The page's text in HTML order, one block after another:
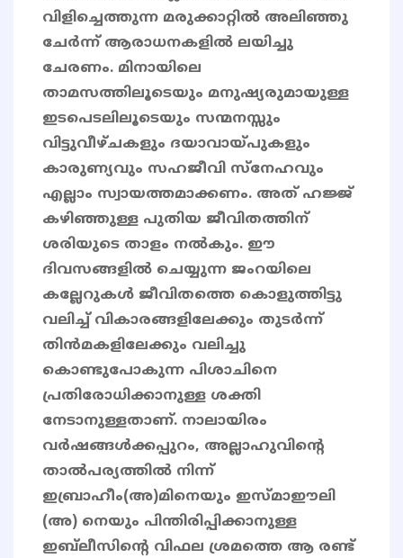
വിളിച്ചെത്തുന്ന മരുക്കാറ്റിൽ അലിഞ്ഞു
ചേർന്ന് ആരാധനകളിൽ ലയിച്ചു
ചേരണം. മിനായിലെ
താമസത്തിലൂടെയും മനുഷ്യരുമായുള്ള
ഇടപെടലിലൂടെയും സന്മനസ്സും
വിട്ടുവീഴ്ചകളും ദയാവായ്പുകളും
കാരുണ്യവും സഹജീവി സ്നേഹവും
എല്ലാം സ്വായത്തമാക്കണം. അത് ഹജ്ജ്
കഴിഞ്ഞുള്ള പുതിയ ജീവിതത്തിന്
ശരിയുടെ താളം നൽകും. ഈ
ദിവസങ്ങളിൽ ചെയ്യുന്ന ജംറയിലെ
കല്ലേറുകൾ ജീവിതത്തെ കൊളുത്തിട്ടു
വലിച്ച് വികാരങ്ങളിലേക്കും തുടർന്ന്
തിൻമകളിലേക്കും വലിച്ചു
കൊണ്ടുപോകുന്ന പിശാചിനെ
പ്രതിരോധിക്കാനുള്ള ശക്തി
നേടാനുള്ളതാണ്. നാലായിരം
വർഷങ്ങൾക്കപ്പുറം, അല്ലാഹുവിന്‍റെ
താൽപര്യത്തിൽ നിന്ന്
ഇബ്രാഹീം(അ)മിനെയും ഇസ്മാഈലി
(അ) നെയും പിന്തിരിപ്പിക്കാനുള്ള
ഇബ്‌ലീസിന്‍റെ വിഫല ശ്രമത്തെ ആ രണ്ട്